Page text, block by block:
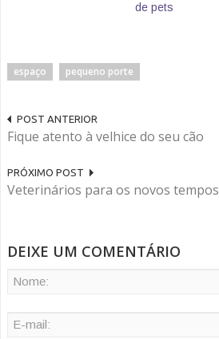
de pets
espaço pequeno porte
POST ANTERIOR
Fique atento à velhice do seu cão
PRÓXIMO POST
Veterinários para os novos tempos
DEIXE UM COMENTÁRIO